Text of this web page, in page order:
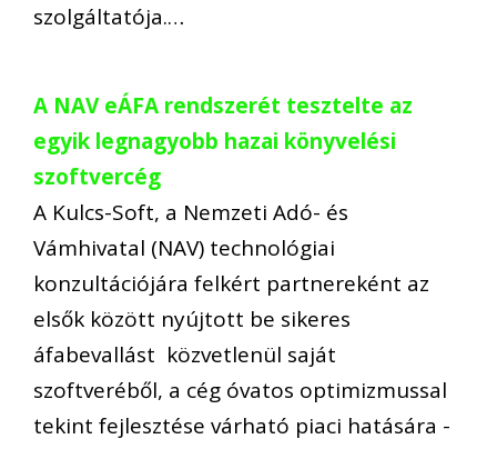
szolgáltatója.…
A NAV eÁFA rendszerét tesztelte az
egyik legnagyobb hazai könyvelési
szoftvercég
A Kulcs-Soft, a Nemzeti Adó- és
Vámhivatal (NAV) technológiai
konzultációjára felkért partnereként az
elsők között nyújtott be sikeres
áfabevallást közvetlenül saját
szoftveréből, a cég óvatos optimizmussal
tekint fejlesztése várható piaci hatására -